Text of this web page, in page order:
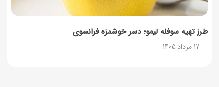
طرز تهیه سوفله لیمو؛ دسر خوشمزه فرانسوی
17 مرداد 1405